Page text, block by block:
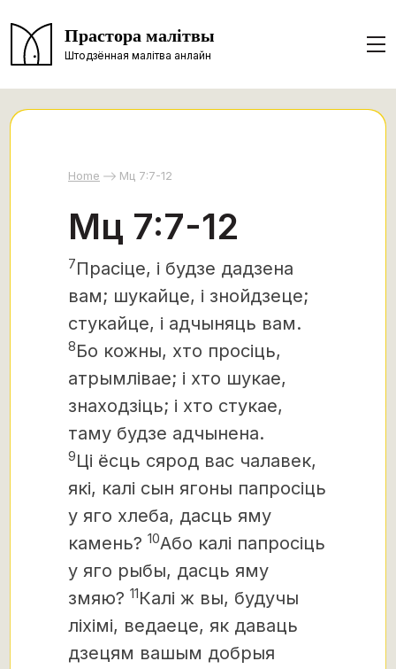
Прастора малітвы
Штодзённая малітва анлайн
Home Мц 7:7-12
Мц 7:7-12
7Прасіце, і будзе дадзена
вам; шукайце, і знойдзеце;
стукайце, і адчыняць вам.
8Бо кожны, хто просіць,
атрымлівае; і хто шукае,
знаходзіць; і хто стукае,
таму будзе адчынена.
9Ці ёсць сярод вас чалавек,
які, калі сын ягоны папросіць
у яго хлеба, дасць яму
камень? 10Або калі папросіць
у яго рыбы, дасць яму
змяю? 11Калі ж вы, будучы
ліхімі, ведаеце, як даваць
дзецям вашым добрыя